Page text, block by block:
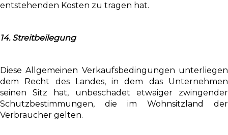
entstehenden Kosten zu tragen hat.
14. Streitbeilegung
Diese Allgemeinen Verkaufsbedingungen unterliegen
dem Recht des Landes, in dem das Unternehmen
seinen Sitz hat, unbeschadet etwaiger zwingender
Schutzbestimmungen, die im Wohnsitzland der
Verbraucher gelten.